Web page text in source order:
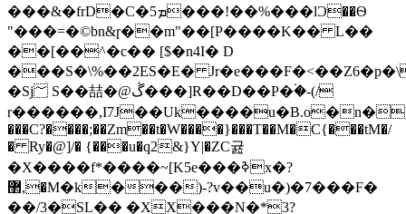
���&�frD�C�ܡ5���!��%���lƆ��Ѳ
"���=�©bn&ɼ��m"��[P����K�� L��
��[��^�c�� [$�n4I� D
���S�\%��2ES�E�
�Sj؅ S��喆�@ڴ���]R��D��P�۬�-(/
���C?����;��Zm��t�W����}���T��M�C{���tM�/
� Ry�@]/� {���u�q2&}Y|�ZC귪
�X����f*����~[K5e���ߢx�?
޲,�M�k���)-?v��u�)�7���F�
��/3�SL�� �XX���N�*3?